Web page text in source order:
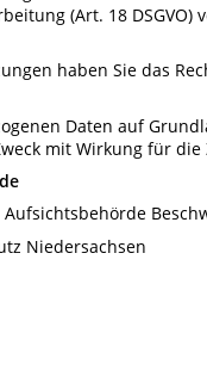
(Art. 18
haben Sie das
Daten auf
mit Wirkung für
Niedersachsen